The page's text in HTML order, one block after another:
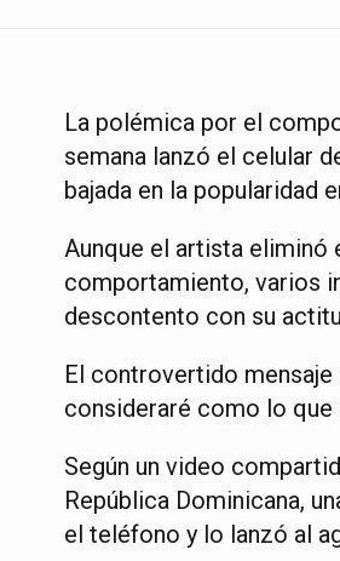
La polémica por el
semana lanzó el celular
bajada en la popularidad
Aunque el artista eliminó
comportamiento, varios
descontento con su
El controvertido mensaje
consideraré como lo que
Según un video
República Dominicana,
el teléfono y lo lanzó al